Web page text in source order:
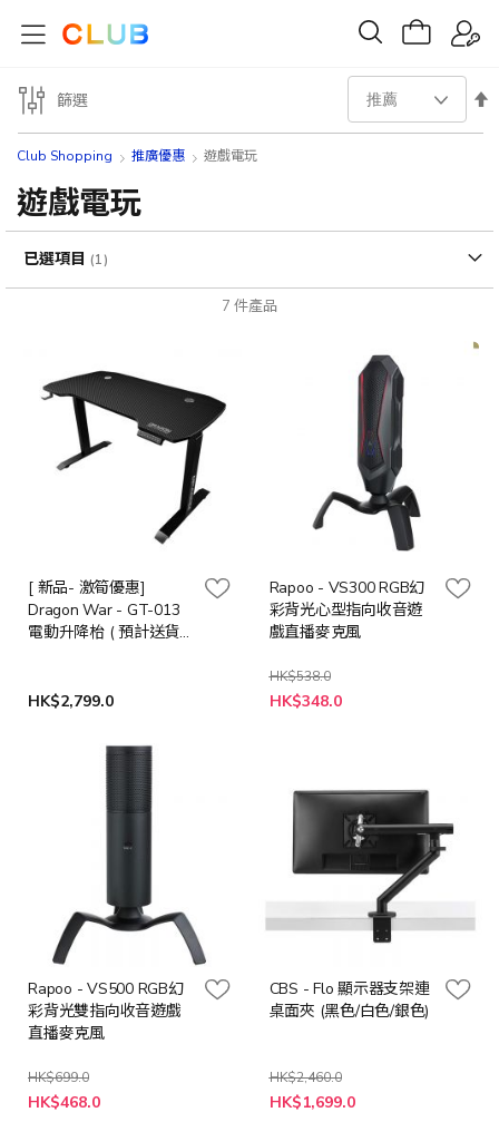
Club Shopping 推廣優惠 遊戲電玩
遊戲電玩
7 件產品
設
序
方
[ 新品- 激筍優惠]
Dragon War - GT-013
電動升降枱 ( 預計送貨
HK$2,799.0
Rapoo - VS300 RGB幻
彩背光心型指向收音遊
戲直播麥克風
HK$538.0
特
殊
HK$348.0
Rapoo - VS500 RGB幻
彩背光雙指向收音遊戲
直播麥克風
HK$699.0
特
殊
HK$468.0
CBS - Flo 顯示器支架連
桌面夾 (黑色/白色/銀色)
HK$2,460.0
HK$1,699.0
篩選
已選項目